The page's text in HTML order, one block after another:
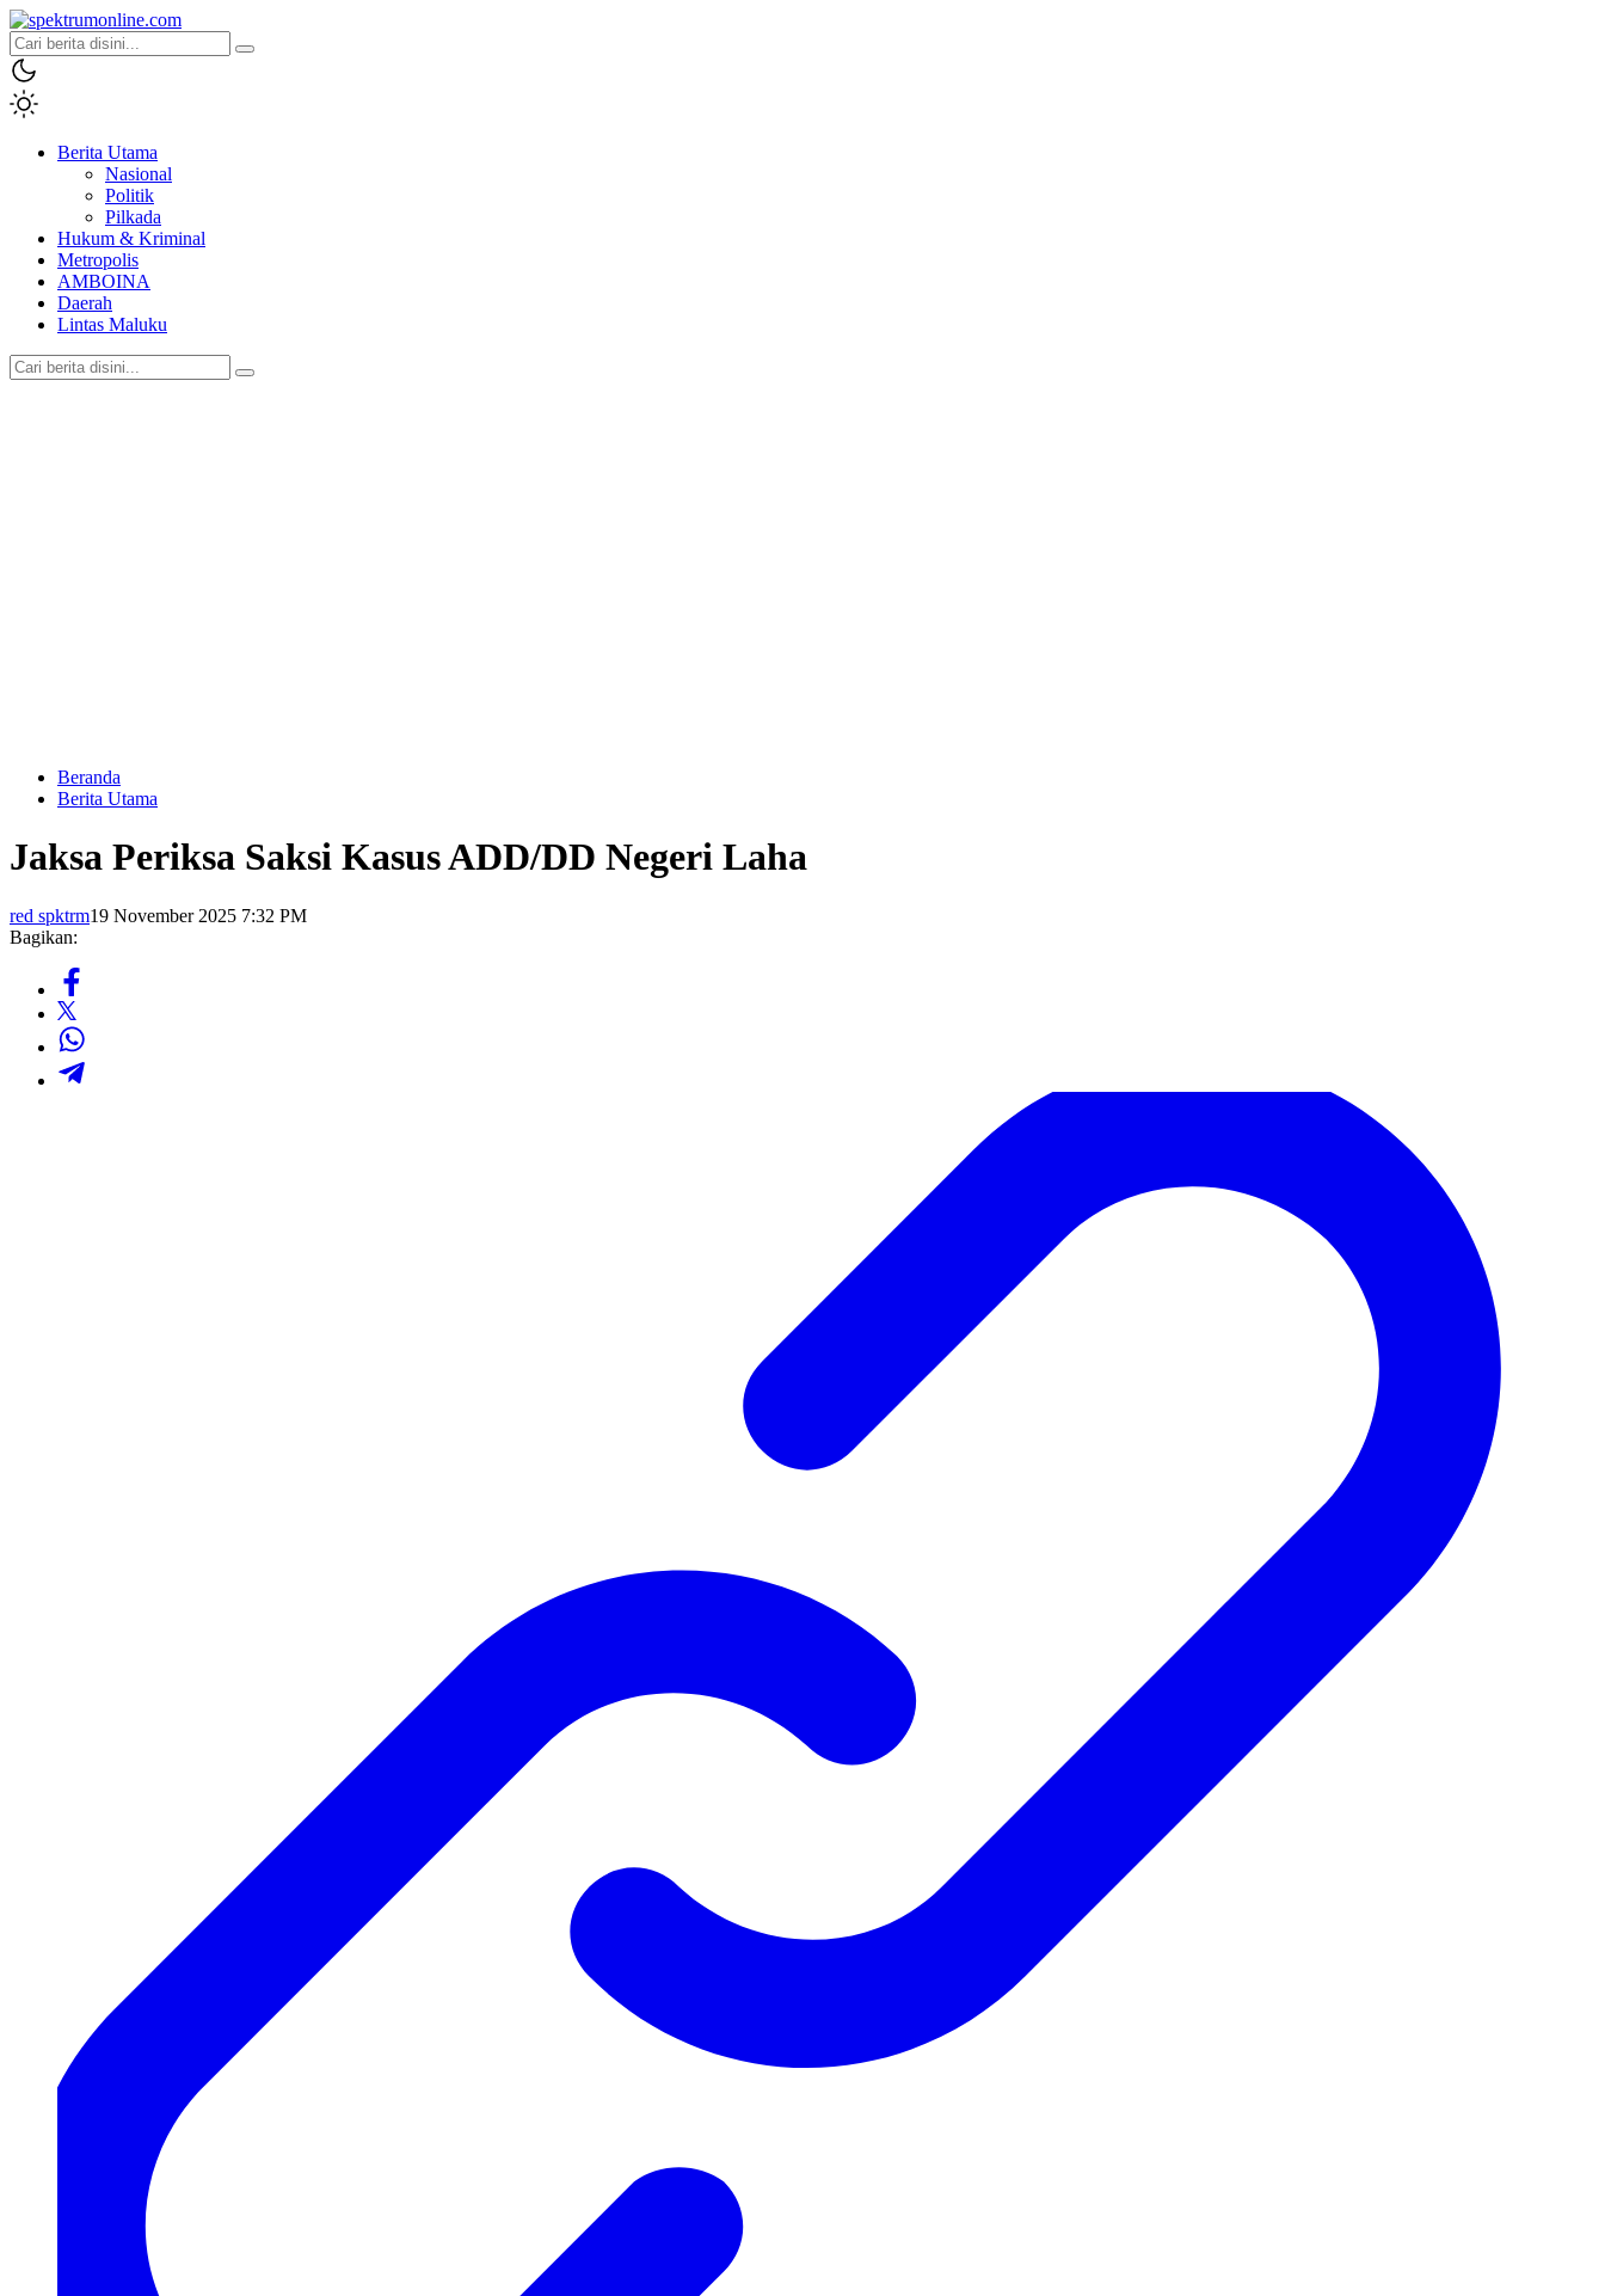
spektrumonline.com
Berita Utama
Nasional
Politik
Pilkada
Hukum & Kriminal
Metropolis
AMBOINA
Daerah
Lintas Maluku
Beranda
Berita Utama
Jaksa Periksa Saksi Kasus ADD/DD Negeri Laha
red spktrm19 November 2025 7:32 PM
Bagikan: